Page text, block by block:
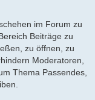
im Forum zu
Beiträge zu
zu öffnen, zu
Moderatoren,
Thema Passendes,